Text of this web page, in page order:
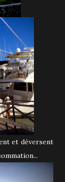
et déversent